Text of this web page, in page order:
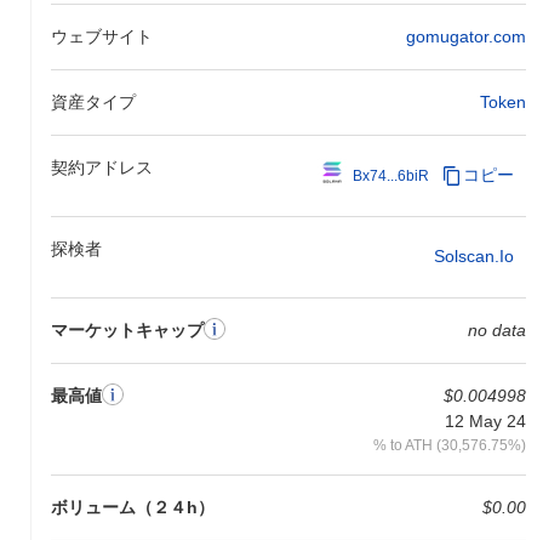
ウェブサイト gomugator.com
資産タイプ Token
契約アドレス Bx74...6biR コピー
探検者 Solscan.io
マーケットキャップ no data
最高値
$0.004998
12 May 24
% to ATH (30,576.75%)
ボリューム（２４h） $0.00
ィブの組み合わせは、ゲーマーと投資家の両方にアピールする実
世界の利用ケースを生み出します。
ゴムゲーターで何ができますか？
として使用され、ユーザーがさまざまなサービスや製品の支払い
バナンス決定に参加しながら報酬を得ることができるステーキン
グメカニズムもサポートしています。このトークンは、DeFiアプ
ーティリティを向上させます。
ゴムゲーターはまだ活動中ですか？
れています。チームからの最近のアップデートからもわかるよう
に、開発は進行中であり、プロジェクトは活発なコミュニティの
存在を維持しています。現時点では、非活動的または放棄された
プロジェクトとは見なされていません。
ゴムゲーターは誰のために設計されていますか？